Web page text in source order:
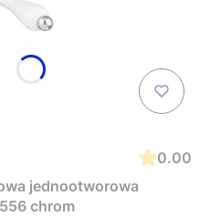
0.00
jednootworowa
chrom